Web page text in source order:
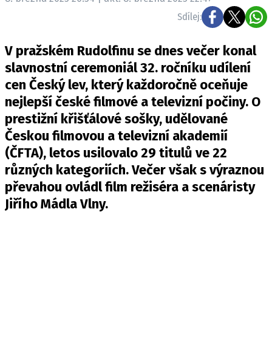
VYDAVATEL
INZERCE
OSOBNÍ ÚDAJE / COOKIES
VOLNÁ MÍSTA
Provozovatelem serveru newsbox.cz je
INCORP MEDIA GROUP s.r.o., IČ: 118 23 054
Sdílej:
V pražském Rudolfinu se dnes večer konal
slavnostní ceremoniál 32. ročníku udílení
cen Český lev, který každoročně oceňuje
nejlepší české filmové a televizní počiny. O
prestižní křišťálové sošky, udělované
Českou filmovou a televizní akademií
(ČFTA), letos usilovalo 29 titulů ve 22
různých kategoriích. Večer však s výraznou
převahou ovládl film režiséra a scenáristy
Jiřího Mádla Vlny.